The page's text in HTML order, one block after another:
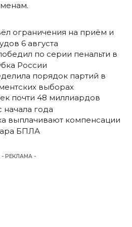
ограничения на приём и
6 августа
по серии пенальти в
России
порядок партий в
выборах
почти 48 миллиардов
начала года
выплачивают компенсации
БПЛА
- РЕКЛАМА -